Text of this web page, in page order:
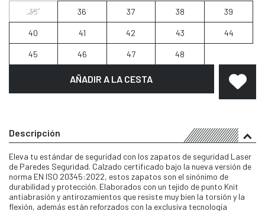
35 36 37 38 39
40 41 42 43 44
45 46 47 48
AÑADIR A LA CESTA
Descripción
Eleva tu estándar de seguridad con los zapatos de seguridad Laser
de Paredes Seguridad. Calzado certificado bajo la nueva versión de
norma EN ISO 20345:2022, estos zapatos son el sinónimo de
durabilidad y protección. Elaborados con un tejido de punto Knit
antiabrasión y antirozamientos que resiste muy bien la torsión y la
flexión, además están reforzados con la exclusiva tecnología